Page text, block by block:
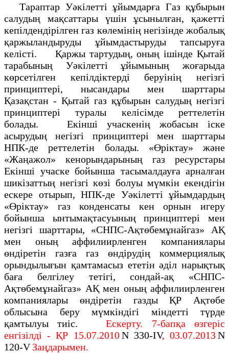
Тараптар Уәкілетті ұйымдарға Газ құбырын
салудың мақсаттары үшін ұсынылған, қажетті
кепілдендірілген газ көлемінің негізінде жобалық
қаржыландыруды ұйымдастыруды тапсыруға
келісті. Қаржы тартудың, оның ішінде Қытай
тарабының Уәкілетті ұйымының жоғарыда
көрсетілген кепілдіктерді беруінің негізгі
принциптері, нысандары мен шарттары
Қазақстан - Қытай газ құбырын салудың негізгі
принциптері туралы келісімде реттелетін
болады. Екінші учаскенің жобасын іске
асырудың негізгі принциптері мен шарттары
НПК-де реттелетін болады. «Өріктау» және
«Жаңажол» кенорындарының газ ресурстары
Екінші учаске бойынша тасымалдауға арналған
шикізаттың негізгі көзі болуы мүмкін екендігін
ескере отырып, НПК-де Уәкілетті ұйымдардың
«Өріктау» газ конденсаты кен орнын игеру
бойынша ынтымақтасуының принциптері мен
негізгі шарттары, «СНПС-Ақтөбемұнайгаз» АҚ
мен оның аффилиирленген компаниялары
өндіретін газға газ өндірудің коммерциялық
орындылығын қамтамасыз ететін әділ нарықтық
баға белгілеу тетігі, сондай-ақ «СНПС-
Ақтөбемұнайгаз» АҚ мен оның аффилиирленген
компаниялары өндіретін газды ҚР Ақтөбе
облысына беру мүмкіндігі міндетті түрде
қамтылуы тиіс.Ескерту. 7-бапқа өзгеріс
енгізілді - ҚР 15.07.2010N 330-IV, 03.07.2013N
120-VЗаңдарымен.